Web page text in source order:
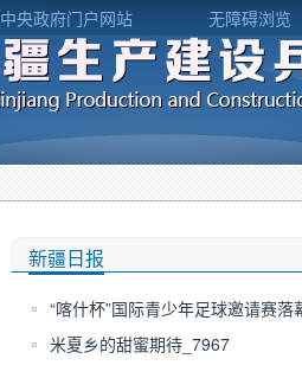
中央政府门户网站 无障碍浏览
新疆日报
“喀什杯”国际青少年足球邀请赛落
米夏乡的甜蜜期待_7967